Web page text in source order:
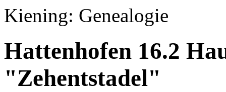
Kiening: Genealogie
Hattenhofen 16.2
"Zehentstadel"